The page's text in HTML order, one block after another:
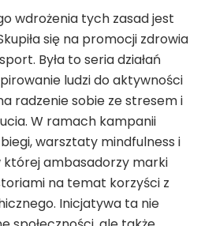
wdrożenia tych zasad jest
się na promocji zdrowia
Była to seria działań
ludzi do aktywności
radzenie sobie ze stresem i
W ramach kampanii
warsztaty mindfulness i
ambasadorzy marki
na temat korzyści z
Inicjatywa ta nie